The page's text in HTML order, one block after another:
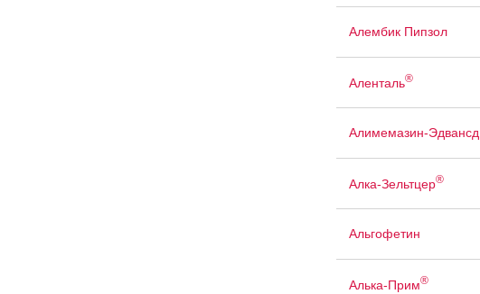
Алембик Пипзол
Аленталь®
Алимемазин-Эдвансд
Алка-Зельтцер®
Альгофетин
Алька-Прим®